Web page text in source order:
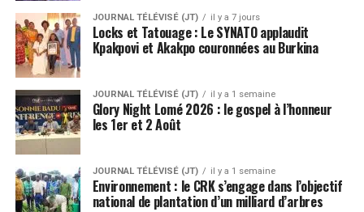
JOURNAL TÉLÉVISÉ (JT) il y a 7 jours
Locks et Tatouage : Le SYNATO applaudit
Kpakpovi et Akakpo couronnées au Burkina
JOURNAL TÉLÉVISÉ (JT) il y a 1 semaine
Glory Night Lomé 2026 : le gospel à l’honneur
les 1er et 2 Août
JOURNAL TÉLÉVISÉ (JT) il y a 1 semaine
Environnement : le CRK s’engage dans l’objectif
national de plantation d’un milliard d’arbres